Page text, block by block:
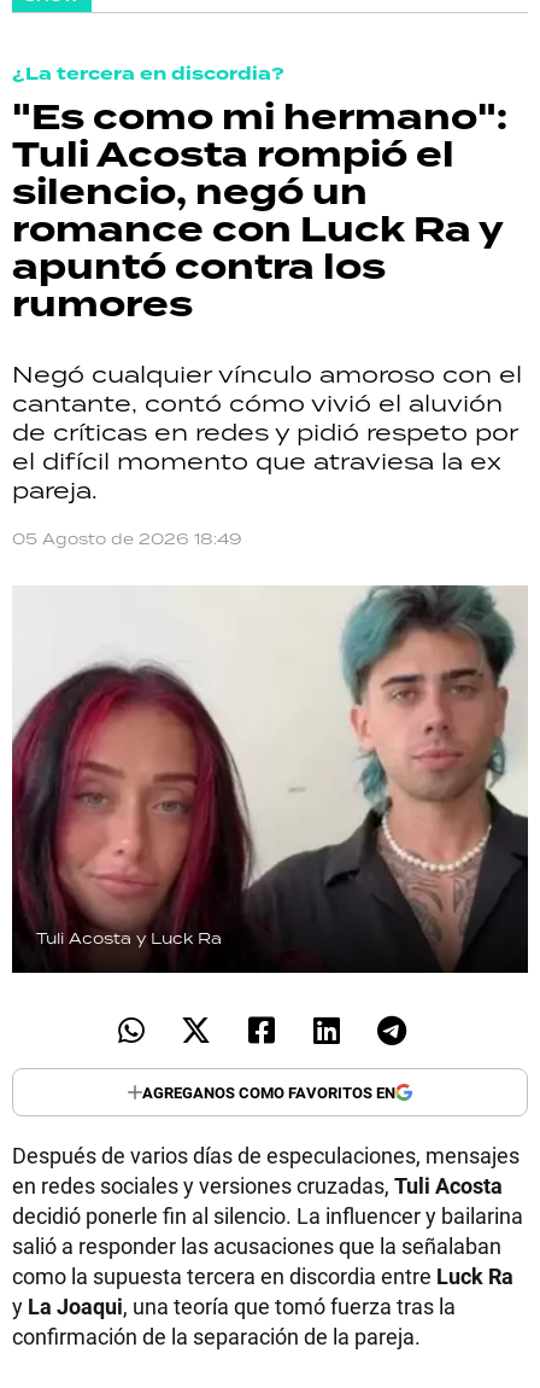
¿La tercera en discordia?
"Es como mi hermano":
Tuli Acosta rompió el
silencio, negó un
romance con Luck Ra y
apuntó contra los
rumores
Negó cualquier vínculo amoroso con el
cantante, contó cómo vivió el aluvión
de críticas en redes y pidió respeto por
el difícil momento que atraviesa la ex
pareja.
05 Agosto de 2026 18:49
Tuli Acosta y Luck Ra
AGREGANOS COMO FAVORITOS EN
Después de varios días de especulaciones, mensajes
en redes sociales y versiones cruzadas, Tuli Acosta
decidió ponerle fin al silencio. La influencer y bailarina
salió a responder las acusaciones que la señalaban
como la supuesta tercera en discordia entre Luck Ra
y La Joaqui, una teoría que tomó fuerza tras la
confirmación de la separación de la pareja.